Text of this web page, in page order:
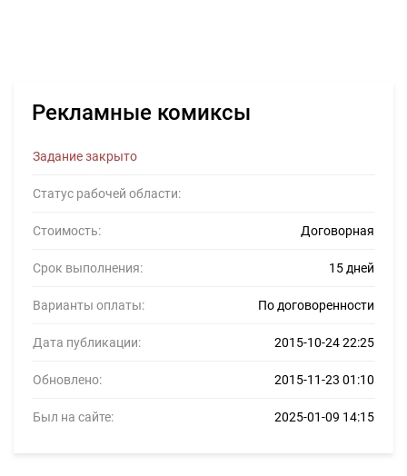
Рекламные комиксы
Задание закрыто
Статус рабочей области:
Стоимость: Договорная
Срок выполнения: 15 дней
Варианты оплаты: По договоренности
Дата публикации: 2015-10-24 22:25
Обновлено: 2015-11-23 01:10
Был на сайте: 2025-01-09 14:15